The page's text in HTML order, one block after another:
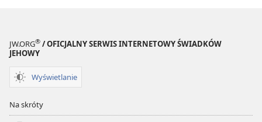
JW.ORG® / OFICJALNY SERWIS INTERNETOWY ŚWIADKÓW
JEHOWY
Wyświetlanie
Na skróty